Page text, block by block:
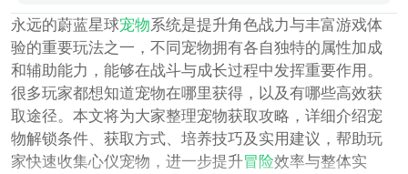
永远的蔚蓝星球宠物系统是提升角色战力与丰富游戏体
验的重要玩法之一，不同宠物拥有各自独特的属性加成
和辅助能力，能够在战斗与成长过程中发挥重要作用。
很多玩家都想知道宠物在哪里获得，以及有哪些高效获
取途径。本文将为大家整理宠物获取攻略，详细介绍宠
物解锁条件、获取方式、培养技巧及实用建议，帮助玩
家快速收集心仪宠物，进一步提升冒险效率与整体实